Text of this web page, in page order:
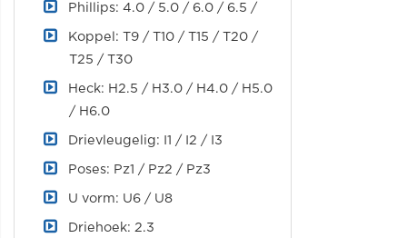
Phillips: 4.0 / 5.0 / 6.0 / 6.5 /
Koppel: T9 / T10 / T15 / T20 /
T25 / T30
Heck: H2.5 / H3.0 / H4.0 / H5.0
/ H6.0
Drievleugelig: I1 / I2 / I3
Poses: Pz1 / Pz2 / Pz3
U vorm: U6 / U8
Driehoek: 2.3